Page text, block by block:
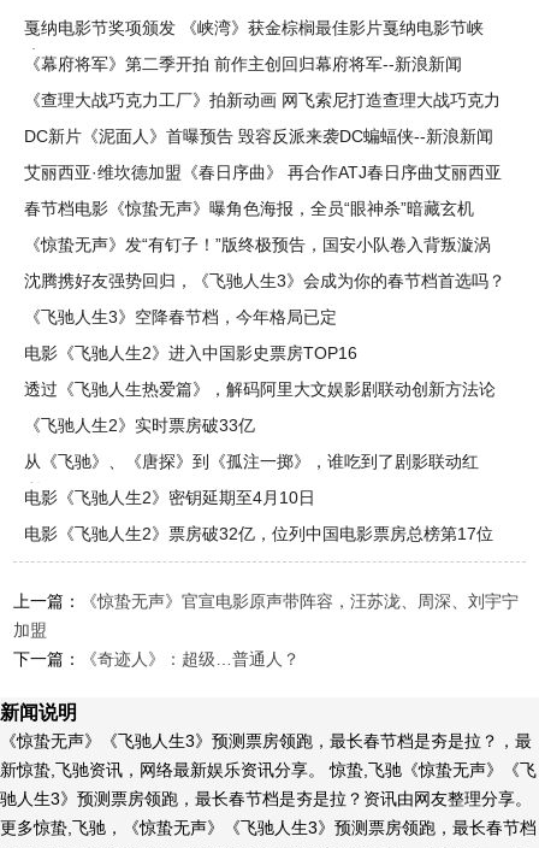
戛纳电影节奖项颁发 《峡湾》获金棕榈最佳影片戛纳电影节峡
湾--
《幕府将军》第二季开拍 前作主创回归幕府将军--新浪新闻
《查理大战巧克力工厂》拍新动画 网飞索尼打造查理大战巧克力
工
DC新片《泥面人》首曝预告 毁容反派来袭DC蝙蝠侠--新浪新闻
艾丽西亚·维坎德加盟《春日序曲》 再合作ATJ春日序曲艾丽西亚
·
春节档电影《惊蛰无声》曝角色海报，全员“眼神杀”暗藏玄机
《惊蛰无声》发“有钉子！”版终极预告，国安小队卷入背叛漩涡
沈腾携好友强势回归，《飞驰人生3》会成为你的春节档首选吗？
《飞驰人生3》空降春节档，今年格局已定
电影《飞驰人生2》进入中国影史票房TOP16
透过《飞驰人生热爱篇》，解码阿里大文娱影剧联动创新方法论
《飞驰人生2》实时票房破33亿
从《飞驰》、《唐探》到《孤注一掷》，谁吃到了剧影联动红
利？
电影《飞驰人生2》密钥延期至4月10日
电影《飞驰人生2》票房破32亿，位列中国电影票房总榜第17位
上一篇：
《惊蛰无声》官宣电影原声带阵容，汪苏泷、周深、刘宇宁
加盟
下一篇：
《奇迹人》：超级…普通人？
新闻说明
《惊蛰无声》《飞驰人生3》预测票房领跑，最长春节档是夯是拉？，最
新惊蛰,飞驰资讯，网络最新娱乐资讯分享。 惊蛰,飞驰《惊蛰无声》《飞
驰人生3》预测票房领跑，最长春节档是夯是拉？资讯由网友整理分享。
更多惊蛰,飞驰，《惊蛰无声》《飞驰人生3》预测票房领跑，最长春节档